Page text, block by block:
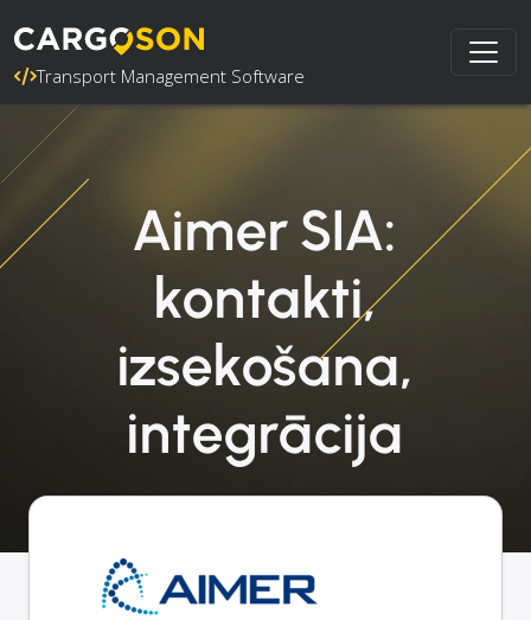
Transport Management Software
Aimer SIA:
kontakti,
izsekošana,
integrācija